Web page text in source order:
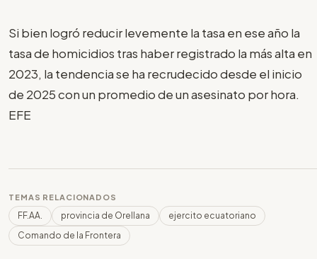
Si bien logró reducir levemente la tasa en ese año la
tasa de homicidios tras haber registrado la más alta en
2023, la tendencia se ha recrudecido desde el inicio
de 2025 con un promedio de un asesinato por hora.
EFE
TEMAS RELACIONADOS
FF.AA. provincia de Orellana
ejercito ecuatoriano
Comando de la Frontera